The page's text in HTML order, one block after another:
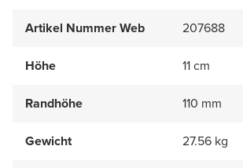
Artikel Nummer Web 207688
Höhe 11 cm
Randhöhe 110 mm
Gewicht 27.56 kg